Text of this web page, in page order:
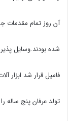
آن روز تمام مقدمات
شده بودند.وسایل
فامیل قرار شد ابزار
تولد عرفان پنج ساله